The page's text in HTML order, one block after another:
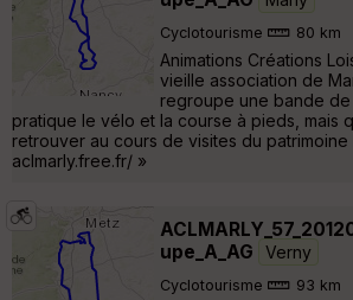
Cyclotourisme 80 km
Animations Créations
vieille association de
regroupe une bande
pratique le vélo et la course à pieds, mais
retrouver au cours de visites du patrimoine
aclmarly.free.fr/ »
upe_A_AG
Verny
Cyclotourisme 93 km